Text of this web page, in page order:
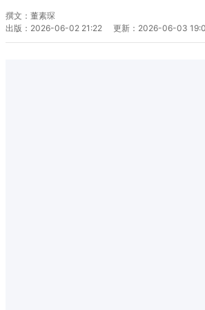
撰文： 董素琛
出版： 2026-06-02 21:22 更新： 2026-06-03